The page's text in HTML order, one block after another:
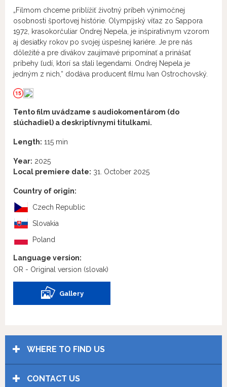
„Filmom chceme priblížiť životný príbeh výnimočnej
osobnosti športovej histórie. Olympijský víťaz zo Sappora
1972, krasokorčuliar Ondrej Nepela, je inšpiratívnym vzorom
aj desiatky rokov po svojej úspešnej kariére. Je pre nás
dôležité a pre divákov zaujímavé pripomínať a prinášať
príbehy ľudí, ktorí sa stali legendami. Ondrej Nepela je
jedným z nich,“ dodáva producent filmu Ivan Ostrochovský.
Tento film uvádzame s audiokomentárom (do
slúchadiel) a deskriptívnymi titulkami.
Length: 115 min
Year: 2025
Local premiere date: 31. October 2025
Country of origin:
Czech Republic
Slovakia
Poland
Language version:
OR - Original version (slovak)
Gallery
WHERE TO FIND US
CONTACT US